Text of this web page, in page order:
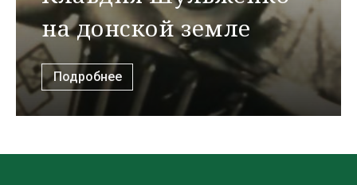
на донской земле
Подробнее